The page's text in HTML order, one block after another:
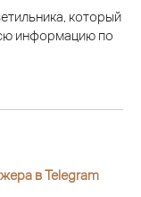
который
информацию по
в Telegram